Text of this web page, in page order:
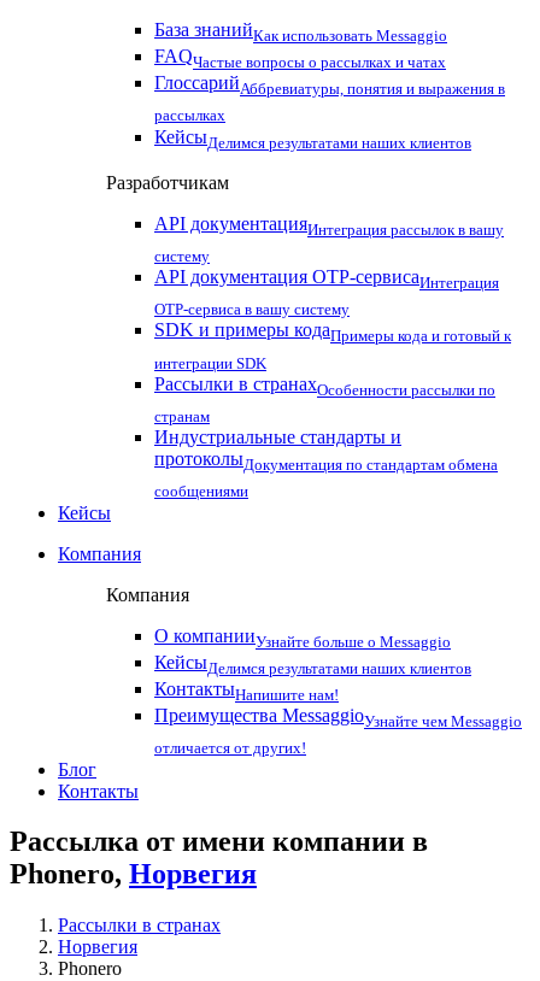
База знанийКак использовать Messaggio
FAQЧастые вопросы о рассылках и чатах
ГлоссарийАббревиатуры, понятия и выражения в
рассылках
КейсыДелимся результатами наших клиентов
Разработчикам
API документацияИнтеграция рассылок в вашу
систему
API документация OTP-сервисаИнтеграция
OTP-сервиса в вашу систему
SDK и примеры кодаПримеры кода и готовый к
интеграции SDK
Рассылки в странахОсобенности рассылки по
странам
Индустриальные стандарты и
протоколыДокументация по стандартам обмена
сообщениями
Кейсы
Компания
Компания
О компанииУзнайте больше о Messaggio
КейсыДелимся результатами наших клиентов
КонтактыНапишите нам!
Преимущества MessaggioУзнайте чем Messaggio
отличается от других!
Блог
Контакты
Рассылка от имени компании в
Phonero, Норвегия
Рассылки в странах
Норвегия
Phonero